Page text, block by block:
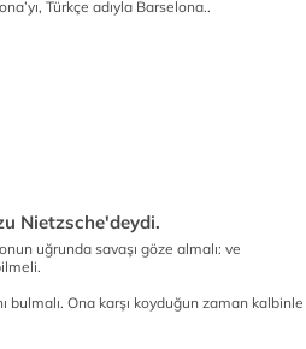
Türkçe adıyla Barselona..
Nietzsche'deydi.
uğrunda savaşı göze almalı: ve
bulmalı. Ona karşı koyduğun zaman kalbinle